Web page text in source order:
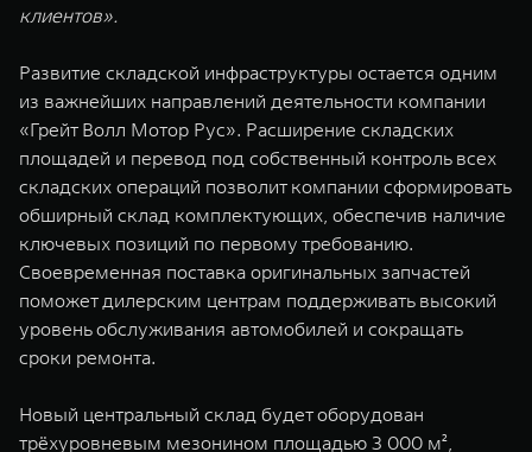
клиентов».
Развитие складской инфраструктуры остается одним
из важнейших направлений деятельности компании
«Грейт Волл Мотор Рус». Расширение складских
площадей и перевод под собственный контроль всех
складских операций позволит компании сформировать
обширный склад комплектующих, обеспечив наличие
ключевых позиций по первому требованию.
Своевременная поставка оригинальных запчастей
поможет дилерским центрам поддерживать высокий
уровень обслуживания автомобилей и сокращать
сроки ремонта.
Новый центральный склад будет оборудован
трёхуровневым мезонином площадью 3 000 м²,